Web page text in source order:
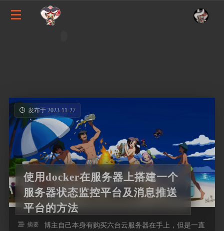
发布于 2023-11-27
使用docker在服务器上搭建一个
服务器状态监控平台及消息推送
平台的方法
摘要
博主自己本身有购买六台云服务器在手上，但是一直